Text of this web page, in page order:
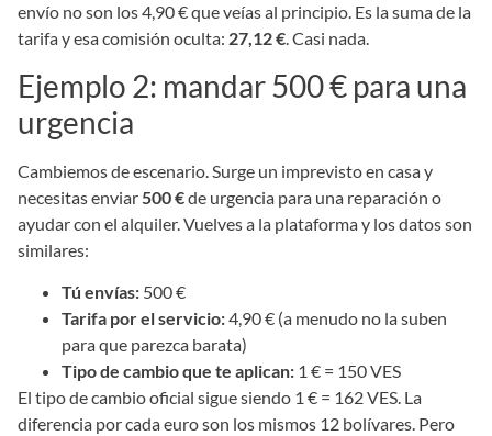
envío no son los 4,90 € que veías al principio. Es la suma de la
tarifa y esa comisión oculta: 27,12 €. Casi nada.
Ejemplo 2: mandar 500 € para una
urgencia
Cambiemos de escenario. Surge un imprevisto en casa y
necesitas enviar500 €de urgencia para una reparación o
ayudar con el alquiler. Vuelves a la plataforma y los datos son
similares:
Tú envías: 500 €
Tarifa por el servicio:4,90 € (a menudo no la suben
para que parezca barata)
Tipo de cambio que te aplican: 1 € = 150 VES
El tipo de cambio oficial sigue siendo 1 € = 162 VES. La
diferencia por cada euro son los mismos 12 bolívares. Pero